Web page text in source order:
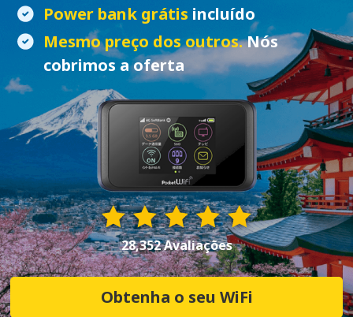
Power bank grátis incluído
Mesmo preço dos outros.Nós
cobrimos a oferta
28,352 Avaliações
Obtenha o seu WiFi